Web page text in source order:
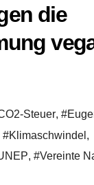
die
Steuer,
#Klimaschwindel ,
, #Vereinte